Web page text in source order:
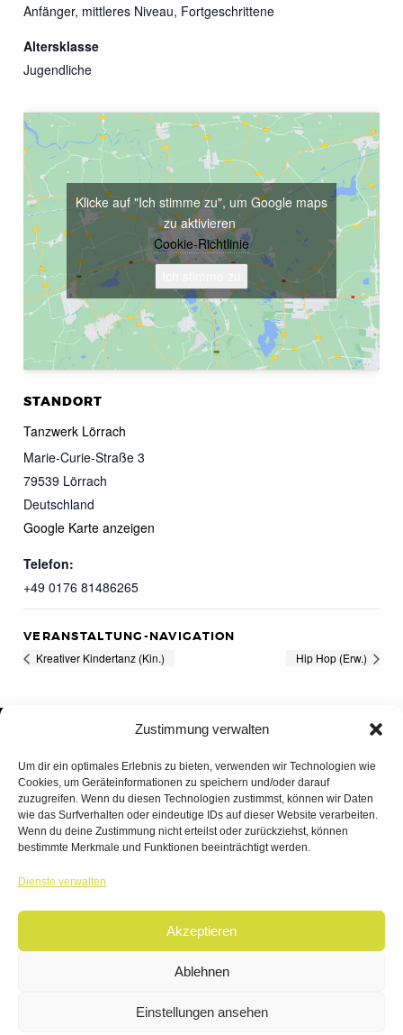
Zustimmung verwalten
Um dir ein optimales Erlebnis zu bieten, verwenden wir Technologien wie
Cookies, um Geräteinformationen zu speichern und/oder darauf
zuzugreifen. Wenn du diesen Technologien zustimmst, können wir Daten
wie das Surfverhalten oder eindeutige IDs auf dieser Website verarbeiten.
Wenn du deine Zustimmung nicht erteilst oder zurückziehst, können
bestimmte Merkmale und Funktionen beeinträchtigt werden.
Dienste verwalten
Akzeptieren
Ablehnen
Einstellungen ansehen
Anfänger, mittleres Niveau, Fortgeschrittene
Altersklasse
Jugendliche
STANDORT
Tanzwerk Lörrach
Marie-Curie-Straße 3
79539 Lörrach
Deutschland
Google Karte anzeigen
Telefon:
+49 0176 81486265
Klicke auf "Ich stimme zu", um Google maps
zu aktivieren
Cookie-Richtlinie
VERANSTALTUNG-NAVIGATION
Kreativer Kindertanz (Kin.) Hip Hop (Erw.)
© 2026 | TANZWERK
DATENSCHUTZ